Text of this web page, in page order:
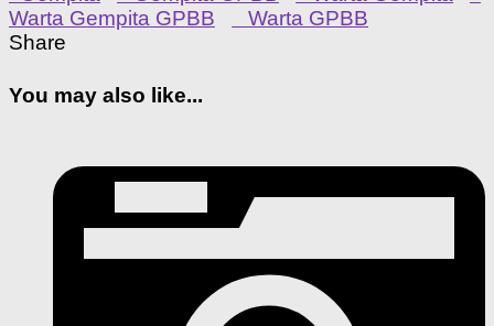
Warta Gempita GPBB
Warta GPBB
Share
You may also like...